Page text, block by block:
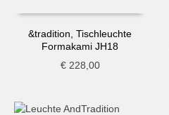
&tradition, Tischleuchte
Formakami JH18
€228,00